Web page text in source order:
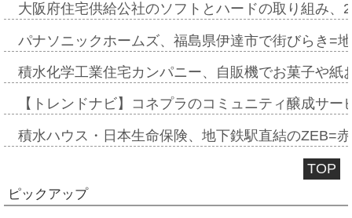
大阪府住宅供給公社のソフトとハードの取り組み
パナソニックホームズ、福島県伊達市で街びらき=
積水化学工業住宅カンパニー、自販機でお菓子や
【トレンドナビ】コネプラのコミュニティ醸成サ
積水ハウス・日本生命保険、地下鉄駅直結のZEB=
TOP
ピックアップ